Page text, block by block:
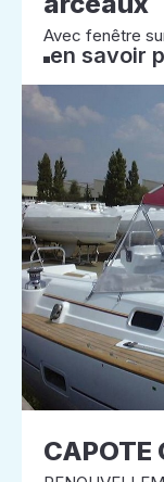
Avec fenêtre
en savoir
CAPOTE